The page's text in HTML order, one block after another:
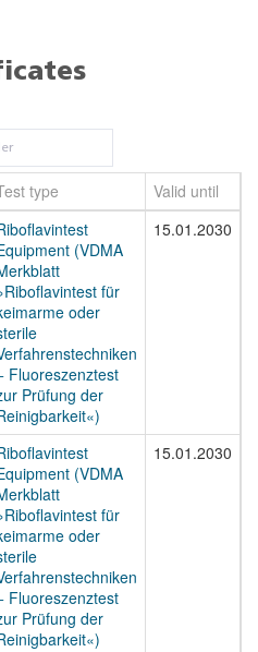
type Valid until
(VDMA
für
oder
Fluoreszenztest
Prüfung der
15.01.2030
(VDMA
für
oder
Fluoreszenztest
Prüfung der
15.01.2030